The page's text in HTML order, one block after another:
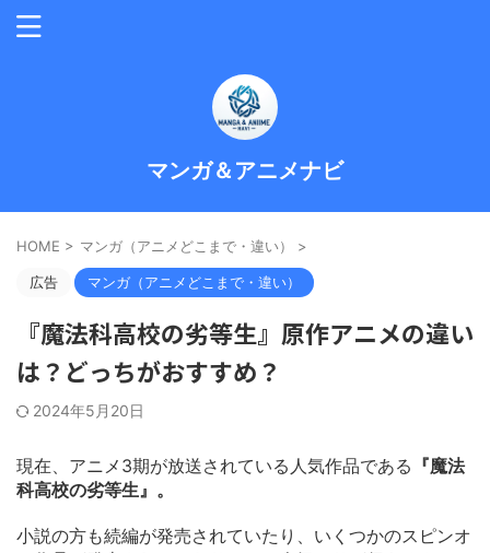
マンガ＆アニメナビ
HOME > マンガ（アニメどこまで・違い） >
広告 マンガ（アニメどこまで・違い）
『魔法科高校の劣等生』原作アニメの違い
は？どっちがおすすめ？
2024年5月20日
現在、アニメ3期が放送されている人気作品である 『魔法
科高校の劣等生』。
小説の方も続編が発売されていたり、いくつかのスピンオ